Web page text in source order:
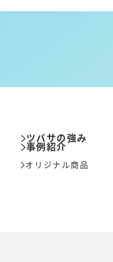
ツバサの強み
事例紹介
オリジナル商品